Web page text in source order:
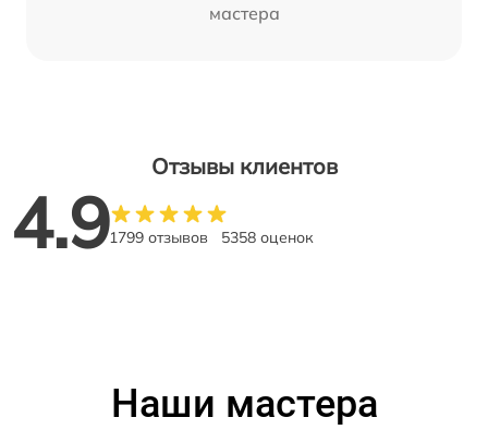
мастера
Отзывы клиентов
4.91799 отзывов 5358 оценок
Наши мастера